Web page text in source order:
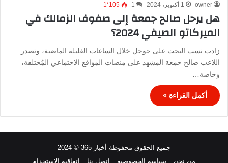
owner 1 أكتوبر، 2024 1 1٬105
هل يرحل صالح جمعة إلى صفوف الزمالك في
الميركاتو الصيفي 2024؟
زادت نسب البحث على جوجل خلال الساعات القليلة الماضية، وتصدر
اللاعب صالح جمعة المشهد على منصات المواقع الاجتماعي المُختلفة،
وخاصة…
أكمل القراءة »
جميع الحقوق محفوظة أخبار 365 © 2024
من نحن
سياسة الخصوصية اتصل بنا اتفاقية الاستخدام